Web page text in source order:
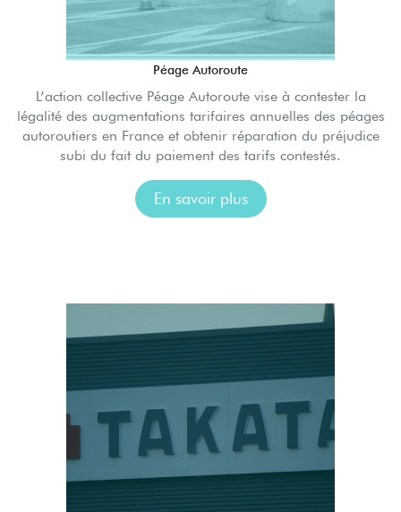
Péage Autoroute
L’action collective Péage Autoroute vise à contester la
légalité des augmentations tarifaires annuelles des péages
autoroutiers en France et obtenir réparation du préjudice
subi du fait du paiement des tarifs contestés.
En savoir plus